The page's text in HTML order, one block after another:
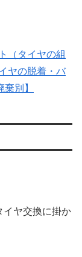
（タイヤの組
ヤの脱着・バ
別】
イヤ交換に掛か